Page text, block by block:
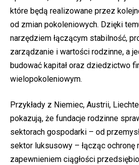
które będą realizowane przez
od zmian pokoleniowych. Dzięki
narzędziem łączącym stabilność,
zarządzanie i wartości rodzinne, a
budować kapitał oraz dziedzictwo
wielopokoleniowym.
Przykłady z Niemiec, Austrii,
pokazują, że fundacje rodzinne
sektorach gospodarki – od
sektor luksusowy – łącząc ochronę
zapewnieniem ciągłości